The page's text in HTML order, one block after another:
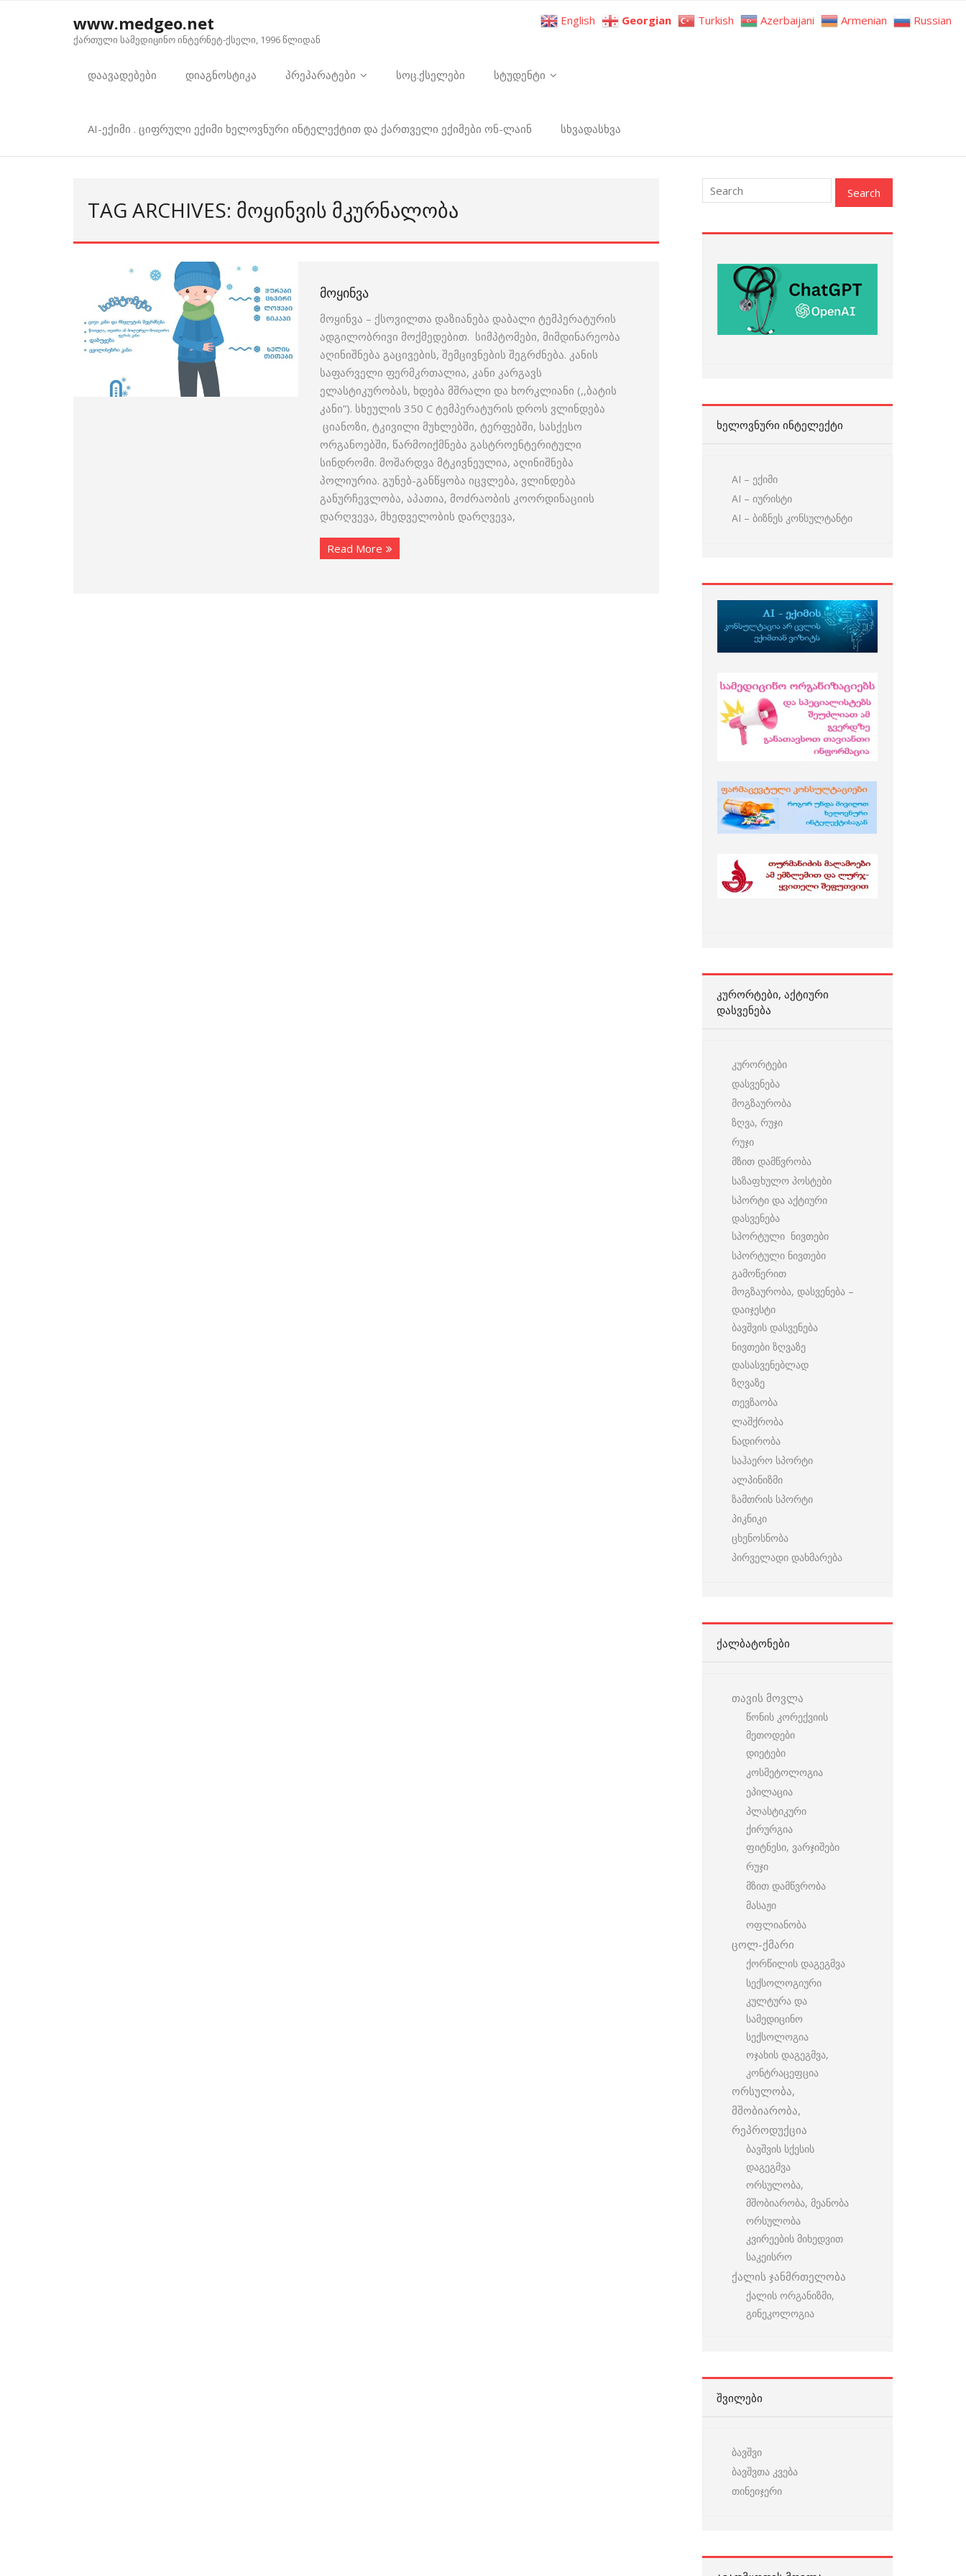
www.medgeo.net
ქართული სამედიცინო ინტერნეტ-ქსელი, 1996 წლიდან
დაავადებები დიაგნოსტიკა პრეპარატები სოც.ქსელები სტუდენტი
AI-ექიმი . ციფრული ექიმი ხელოვნური ინტელექტით და ქართველი ექიმები ონ-ლაინ სხვადასხვა
TAG ARCHIVES: ᲛᲝᲧᲘᲜᲕᲘᲡ ᲛᲙᲣᲠᲜᲐᲚᲝᲑᲐ
ᲛᲝᲧᲘᲜᲕᲐ
მოყინვა – ქსოვილთა დაზიანება დაბალი ტემპერატურის
ადგილობრივი მოქმედებით. სიმპტომები, მიმდინარეობა
აღინიშნება გაცივების, შემცივნების შეგრძნება. კანის
საფარველი ფერმკრთალია, კანი კარგავს
ელასტიკურობას, ხდება მშრალი და ხორკლიანი (,,ბატის
კანი”). სხეულის 350 C ტემპერატურის დროს ვლინდება
ციანოზი, ტკივილი მუხლებში, ტერფებში, სასქესო
ორგანოებში, წარმოიქმნება გასტროენტერიტული
სინდრომი. მოშარდვა მტკივნეულია, აღინიშნება
პოლიურია. გუნებ-განწყობა იცვლება, ვლინდება
განურჩევლობა, აპათია, მოძრაობის კოორდინაციის
დარღვევა, მხედველობის დარღვევა,
Read More
ᲮᲔᲚᲝᲕᲜᲣᲠᲘ ᲘᲜᲢᲔᲚᲔᲥᲢᲘ
AI – ექიმი
AI – იურისტი
AI – ბიზნეს კონსულტანტი
ᲙᲣᲠᲝᲠᲢᲔᲑᲘ, ᲐᲥᲢᲘᲣᲠᲘ
ᲓᲐᲡᲕᲔᲜᲔᲑᲐ
კურორტები
დასვენება
მოგზაურობა
ზღვა, რუჯი
რუჯი
მზით დამწვრობა
საზაფხულო პოსტები
სპორტი და აქტიური
დასვენება
სპორტული ნივთები
სპორტული ნივთები
გამოწერით
მოგზაურობა, დასვენება –
დაიჯესტი
ბავშვის დასვენება
ნივთები ზღვაზე
დასასვენებლად
ზღვაზე
თევზაობა
ლაშქრობა
ნადირობა
საჰაერო სპორტი
ალპინიზმი
ზამთრის სპორტი
პიკნიკი
ცხენოსნობა
პირველადი დახმარება
ᲥᲐᲚᲑᲐᲢᲝᲜᲔᲑᲘ
თავის მოვლა
წონის კორექვიის
მეთოდები
დიეტები
კოსმეტოლოგია
ეპილაცია
პლასტიკური
ქირურგია
ფიტნესი, ვარჯიშები
რუჯი
მზით დამწვრობა
მასაჟი
ოფლიანობა
ცოლ-ქმარი
ქორწილის დაგეგმვა
სექსოლოგიური
კულტურა და
სამედიცინო
სექსოლოგია
ოჯახის დაგეგმვა,
კონტრაცეფცია
ორსულობა,
მშობიარობა,
რეპროდუქცია
ბავშვის სქესის
დაგეგმვა
ორსულობა,
მშობიარობა, მეანობა
ორსულობა
კვირეების მიხედვით
საკეისრო
ქალის ჯანმრთელობა
ქალის ორგანიზმი,
გინეკოლოგია
ᲨᲕᲘᲚᲔᲑᲘ
ბავშვი
ბავშვთა კვება
თინეიჯერი
English Georgian Turkish Azerbaijani Armenian Russian